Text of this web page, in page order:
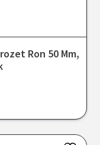
Ron 50 Mm,